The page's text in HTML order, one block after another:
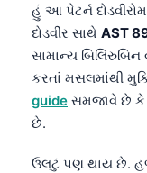
હું આ પેટર્ન
દોડવીર સાથે AST
સામાન્ય
કરતાં મસલમાંથી
guide સમજાવે છે કે
છે.
ઉલટું પણ થાય છે.